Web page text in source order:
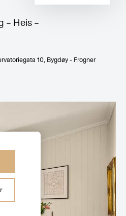
– Heis –
10, Bygdøy - Frogner